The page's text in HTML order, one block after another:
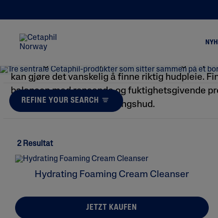
Alle Produkter
Alle Rens
Alle Fuktighetsgivande
Fuktighetsgivende Ansikt
Blandingshud
kan gjøre det vanskelig å finne riktig hudpleie.
balansen med rensende og fuktighetsgivende
utviklet spesielt for blandingshud.
REFINE YOUR SEARCH
2 Resultat
Hydrating Foaming Cream Cleanser
JETZT KAUFEN